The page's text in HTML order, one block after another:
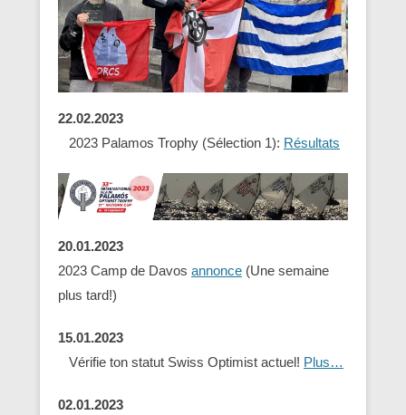
22.02.2023
2023 Palamos Trophy (Sélection 1): Résultats
20.01.2023
2023 Camp de Davos annonce (Une semaine
plus tard!)
15.01.2023
Vérifie ton statut Swiss Optimist actuel! Plus…
02.01.2023